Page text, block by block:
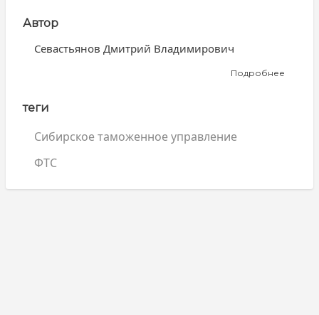
Автор
Севастьянов Дмитрий Владимирович
Подробнее
теги
Сибирское таможенное управление
ФТС